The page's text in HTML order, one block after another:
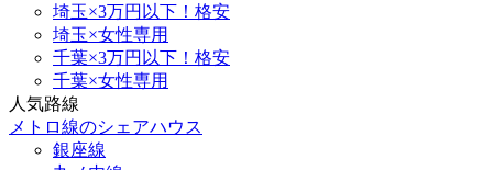
埼玉×3万円以下！格安
埼玉×女性専用
千葉×3万円以下！格安
千葉×女性専用
人気路線
メトロ線のシェアハウス
銀座線